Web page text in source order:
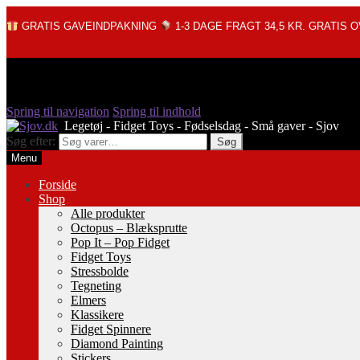
GRATIS GAVEINDPAKNING
1-3 DAGE FRAGT 34,5 KR. GRATIS
Spring til navigation Spring til indhold
Søg efter:
Søg
Menu
Forside
Shop
Alle produkter
Octopus – Blæksprutte
Pop It – Pop Fidget
Fidget Toys
Stressbolde
Tegneting
Elmers
Klassikere
Fidget Spinnere
Diamond Painting